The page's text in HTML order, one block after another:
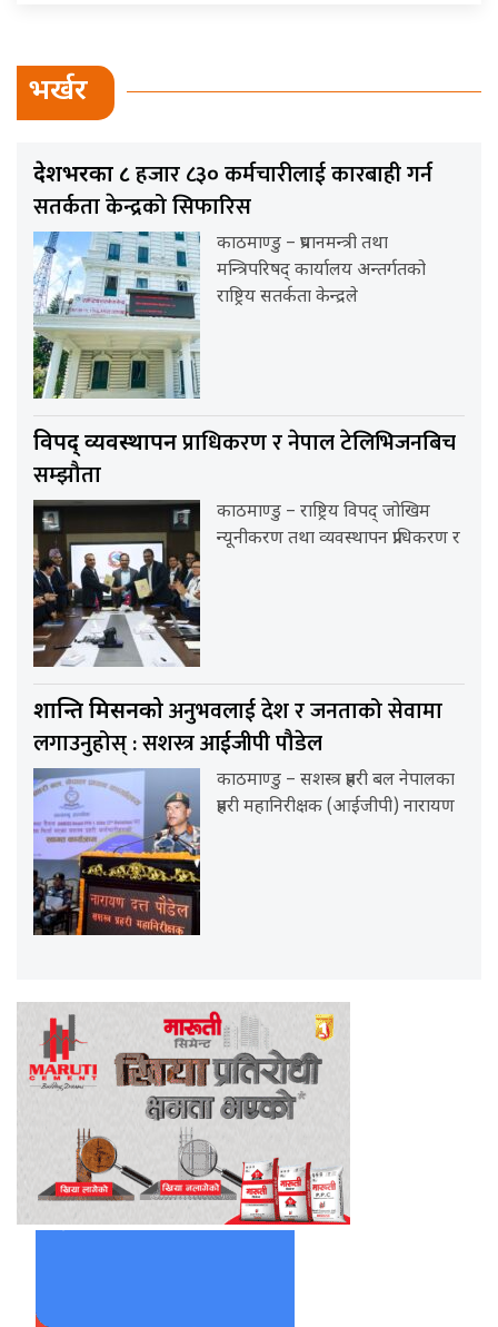
भर्खर
देशभरका ८हजार ८३० कर्मचारीलाई कारबाही गर्न
सतर्कता केन्द्रको सिफारिस
काठमाण्डु – प्रधानमन्त्री तथा
मन्त्रिपरिषद् कार्यालय अन्तर्गतको
राष्ट्रिय सतर्कता केन्द्रले
विपद् व्यवस्थापनप्राधिकरण र नेपाल टेलिभिजनबिच
सम्झौता
काठमाण्डु – राष्ट्रिय विपद् जोखिम
न्यूनीकरण तथा व्यवस्थापन प्राधिकरण र
शान्ति मिसनकोअनुभवलाई देश र जनताको सेवामा
लगाउनुहोस् : सशस्त्र आईजीपी पौडेल
काठमाण्डु – सशस्त्र प्रहरी बल नेपालका
प्रहरी महानिरीक्षक (आईजीपी) नारायण